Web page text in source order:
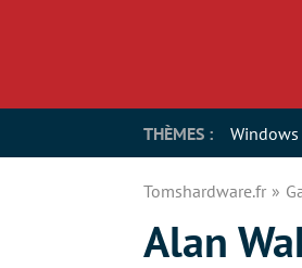
THÈMES : Windows
Tomshardware.fr
Alan